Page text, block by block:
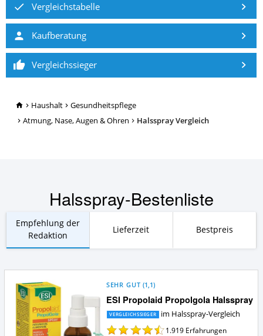
TopRatgeber24.de
Haushalt
Gesundheitspflege
Atmung, Nase, Augen & Ohren
Halsspray Vergleich
Vergleichstabelle
Kaufberatung
Vergleichssieger
Halsspray-Bestenliste
Empfehlung der
Redaktion
Lieferzeit Bestpreis
ESI Propolaid Propolgola Halsspray
SEHR GUT (1,1)
VERGLEICHSSIEGER im Halsspray-Vergleich
1.919 Erfahrungen